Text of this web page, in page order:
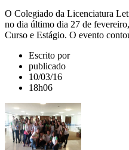
O Colegiado da Licenciatura
no dia último dia 27 de
Curso e Estágio. O evento
Escrito por
publicado
10/03/16
18h06